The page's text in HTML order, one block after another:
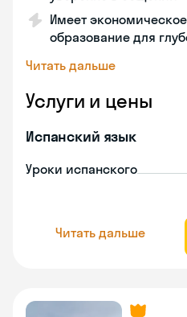
Имеет
образование для
Читать дальше
Услуги и цены
Испанский язык
Уроки испанского
Читать дальше